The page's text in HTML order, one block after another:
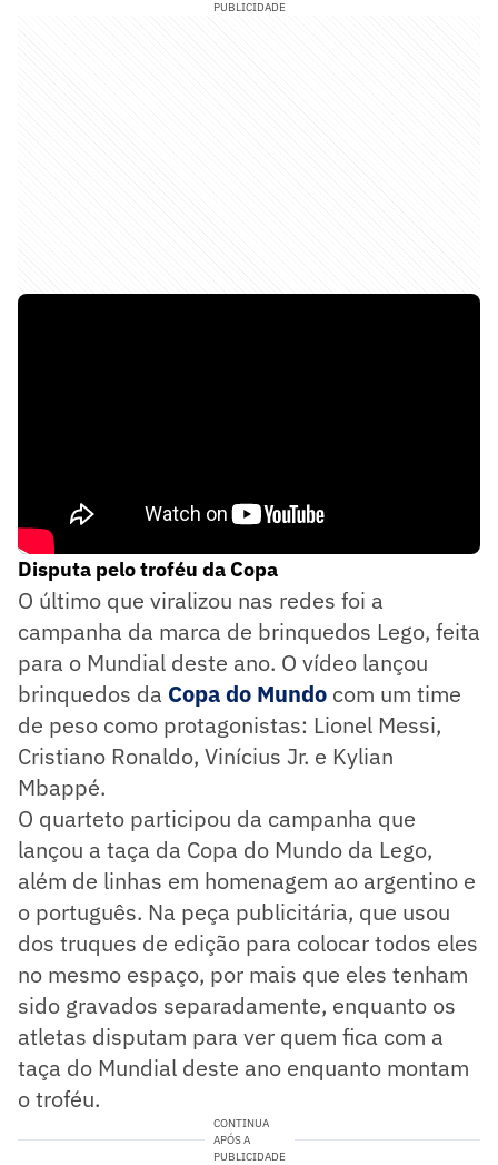
PUBLICIDADE
Disputa pelo troféu da Copa
O último que viralizou nas redes foi a
campanha da marca de brinquedos Lego, feita
para o Mundial deste ano. O vídeo lançou
brinquedos da Copa do Mundo com um time
de peso como protagonistas: Lionel Messi,
Cristiano Ronaldo, Vinícius Jr. e Kylian
Mbappé.
O quarteto participou da campanha que
lançou a taça da Copa do Mundo da Lego,
além de linhas em homenagem ao argentino e
o português. Na peça publicitária, que usou
dos truques de edição para colocar todos eles
no mesmo espaço, por mais que eles tenham
sido gravados separadamente, enquanto os
atletas disputam para ver quem fica com a
taça do Mundial deste ano enquanto montam
o troféu.
CONTINUA
APÓS A
PUBLICIDADE